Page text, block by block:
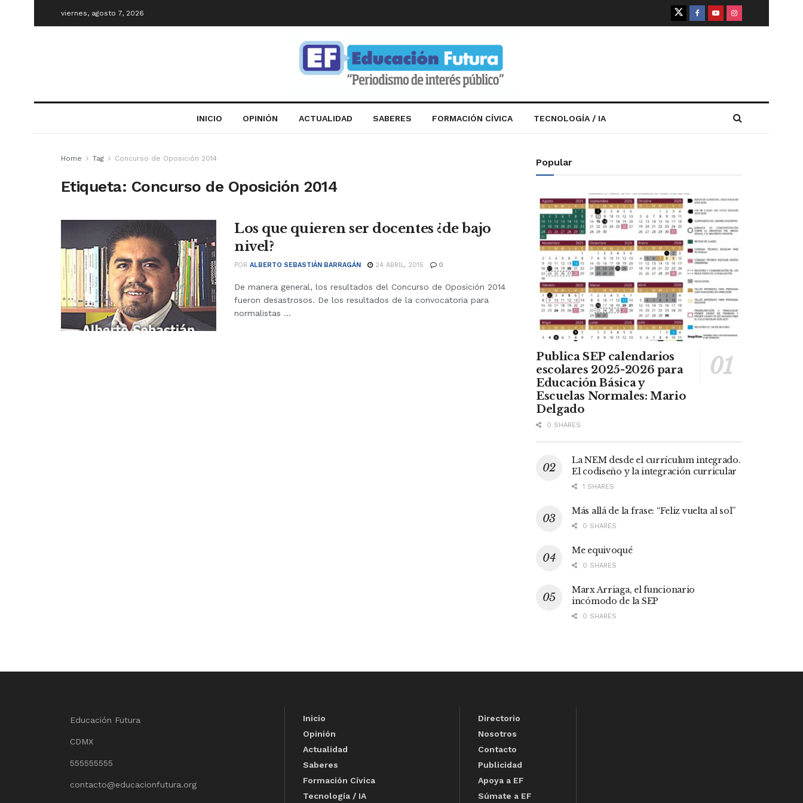
viernes, agosto 7, 2026
INICIO OPINIÓN ACTUALIDAD SABERES FORMACIÓN CÍVICA TECNOLOGÍA / IA
Home Tag Concurso de Oposición 2014
Etiqueta: Concurso de Oposición 2014
Los que quieren ser docentes ¿de bajo
nivel?
POR ALBERTO SEBASTIÁN BARRAGÁN 24 ABRIL, 2015 0
De manera general, los resultados del Concurso de Oposición 2014
fueron desastrosos. De los resultados de la convocatoria para
normalistas ...
Popular
Publica SEP calendarios
escolares 2025-2026 para
Educación Básica y
Escuelas Normales: Mario
Delgado
0 SHARES
La NEM desde el currículum integrado.
El codiseño y la integración curricular
1 SHARES
Más allá de la frase: “Feliz vuelta al sol”
0 SHARES
Me equivoqué
0 SHARES
Marx Arriaga, el funcionario
incómodo de la SEP
0 SHARES
Educación Futura
CDMX
555555555
contacto@educacionfutura.org
Inicio
Opinión
Actualidad
Saberes
Formación Cívica
Tecnología / IA
Directorio
Nosotros
Contacto
Publicidad
Apoya a EF
Súmate a EF